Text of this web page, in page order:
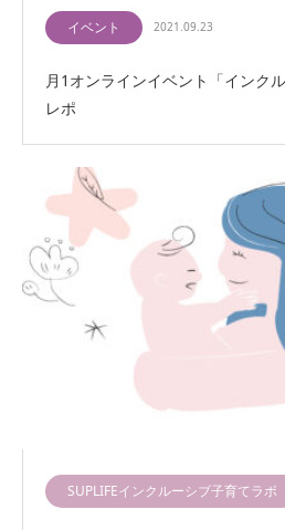
イベント 2021.09.23
月1オンラインイベント「インク
レポ
SUPLIFEインクルーシブ子育てラボ